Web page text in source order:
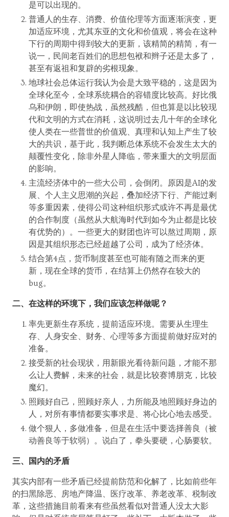
是可以出现的。
普通人的生存、消费、价值伦理等方面逐渐演变，更
加适应环境，尤其东亚的文化和价值观，将会在这种
下行的周期中得到较大的更新，该精简的精简，有一
说一，民间老百姓们的思想包袱和辫子还是太多了，
甚至有返祖和复辟的劣根现象。
地球社会总体运行我认为会是大致平稳的，这是因为
全球化至今，全球系统耦合的容错度比较高。好比俄
乌和伊朗，即使热战，虽然残酷，但也算是以比较现
代和文明的方式在消耗，这说明过去几十年的全球化
使人类在一些普世的价值观、真理和认知上产生了较
大的共识，基于此，我判断总体系统不会发生太大的
颠覆性变化，除非外星人降临，带来重大的文明层面
的影响。
主流经济体中的一些大公司，会倒闭。原因是AI的发
展、个人主义思潮的兴起，叠加经济下行、产能过剩
等多重因素，使得公司这种组织形式或许不再是最优
的合作制度（虽然从大航海时代到如今为止都是比较
有优势的）。一些更大的财团也许可以熬过周期，原
因是其组织形态已经超越了公司，成为了经济体。
结合第4点，货币制度甚至也可能有随之而来的更
新，现在全球的货币，在结算上仍然存在较大的
bug。
二、在这样的环境下，我们应该怎样做呢？
率先更新生存系统，提前适应环境。需要从生理生
存、人身安全、财务、心理等多方面提前做好应对的
准备。
接受新的社会现状，用新眼光看待新问题，才能不那
么让人费解，未来的社会，就是比较赛博朋克，比较
魔幻。
照顾好自己，照顾好亲人，力所能及地照顾好身边的
人，对所有事情都要实事求是、将心比心地去感受。
做个狠人，多做准备，但是在生活中要选择善良（被
动善良等于软弱）。说白了，拳头要硬，心肠要软。
三、国内的矛盾
其实内部有一些矛盾已经提前防范和化解了，比如前些年
的扫黑除恶、房地产降温、医疗改革、养老改革、税制改
革，这些措施目前看来有些虽然看似对普通人没太大影